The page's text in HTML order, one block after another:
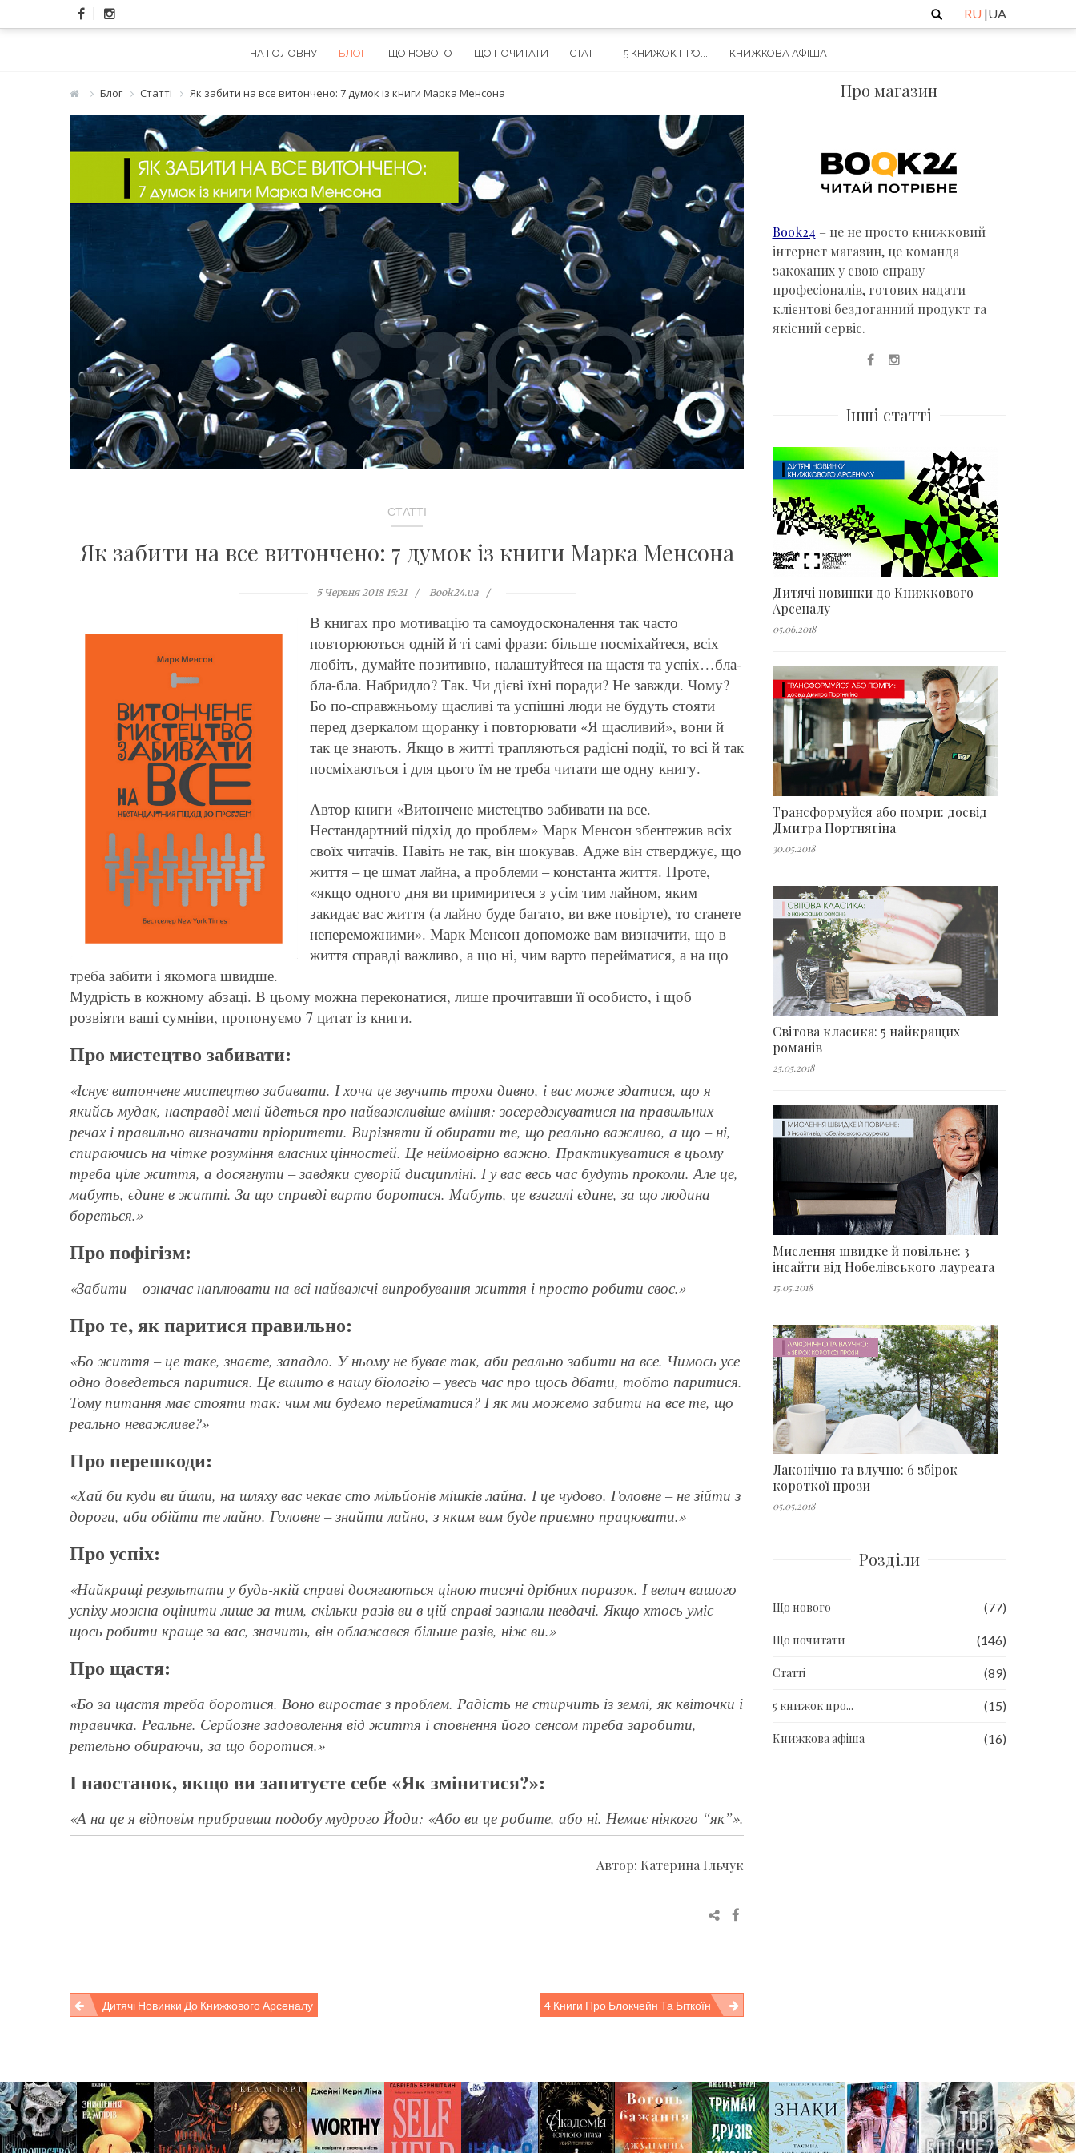
to
RU |UA
Пошук
НА ГОЛОВНУ БЛОГ ЩО НОВОГО ЩО ПОЧИТАТИ СТАТТІ 5 КНИЖОК ПРО... КНИЖКОВА АФІША
Блог Статті Як забити на все витончено: 7 думок із книги Марка Менсона
СТАТТІ
Як забити на все витончено: 7 думок із книги Марка Менсона
5 Червня 2018 15:21 Book24.ua
В книгах про мотивацію та самоудосконалення так часто
повторюються одній й ті самі фрази: більше посміхайтеся, всіх
любіть, думайте позитивно, налаштуйтеся на щастя та успіх…бла-
бла-бла. Набридло? Так. Чи дієві їхні поради? Не завжди. Чому?
Бо по-справжньому щасливі та успішні люди не будуть стояти
перед дзеркалом щоранку і повторювати «Я щасливий», вони й
так це знають. Якщо в житті трапляються радісні події, то всі й так
посміхаються і для цього їм не треба читати ще одну книгу.
Автор книги «Витончене мистецтво забивати на все.
Нестандартний підхід до проблем» Марк Менсон збентежив всіх
своїх читачів. Навіть не так, він шокував. Адже він стверджує, що
життя – це шмат лайна, а проблеми – константа життя. Проте,
«якщо одного дня ви примиритеся з усім тим лайном, яким
закидає вас життя (а лайно буде багато, ви вже повірте), то станете
непереможними». Марк Менсон допоможе вам визначити, що в
життя справді важливо, а що ні, чим варто перейматися, а на що
треба забити і якомога швидше.
Мудрість в кожному абзаці. В цьому можна переконатися, лише прочитавши її особисто, і щоб
розвіяти ваші сумніви, пропонуємо 7 цитат із книги.
Про мистецтво забивати:
«Існує витончене мистецтво забивати. І хоча це звучить трохи дивно, і вас може здатися, що я
якийсь мудак, насправді мені йдеться про найважливіше вміння: зосереджуватися на правильних
речах і правильно визначати пріоритети. Вирізняти й обирати те, що реально важливо, а що – ні,
спираючись на чітке розуміння власних цінностей. Це неймовірно важно. Практикуватися в цьому
треба ціле життя, а досягнути – завдяки суворій дисципліні. І у вас весь час будуть проколи. Але це,
мабуть, єдине в житті. За що справді варто боротися. Мабуть, це взагалі єдине, за що людина
бореться.»
Про пофігізм:
«Забити – означає наплювати на всі найважчі випробування життя і просто робити своє.»
Про те, як паритися правильно:
«Бо життя – це таке, знаєте, западло. У ньому не буває так, аби реально забити на все. Чимось усе
одно доведеться паритися. Це вшито в нашу біологію – увесь час про щось дбати, тобто паритися.
Тому питання має стояти так: чим ми будемо перейматися? І як ми можемо забити на все те, що
реально неважливе?»
Про перешкоди:
«Хай би куди ви йшли, на шляху вас чекає сто мільйонів мішків лайна. І це чудово. Головне – не зійти з
дороги, аби обійти те лайно. Головне – знайти лайно, з яким вам буде приємно працювати.»
Про успіх:
«Найкращі результати у будь-якій справі досягаються ціною тисячі дрібних поразок. І велич вашого
успіху можна оцінити лише за тим, скільки разів ви в цій справі зазнали невдачі. Якщо хтось уміє
щось робити краще за вас, значить, він облажався більше разів, ніж ви.»
Про щастя:
«Бо за щастя треба боротися. Воно виростає з проблем. Радість не стирчить із землі, як квіточки і
травичка. Реальне. Серйозне задоволення від життя і сповнення його сенсом треба заробити,
ретельно обираючи, за що боротися.»
І наостанок, якщо ви запитуєте себе «Як змінитися?»:
«А на це я відповім прибравши подобу мудрого Йоди: «Або ви це робите, або ні. Немає ніякого “як”».
Автор: Катерина Ільчук
Post
Дитячі Новинки До Книжкового Арсеналу 4 Книги Про Блокчейн Та Біткоїн
Про магазин
Book24 – це не просто книжковий
інтернет магазин, це команда
закоханих у свою справу
професіоналів, готових надати
клієнтові бездоганний продукт та
якісний сервіс.
Інші статті
Дитячі новинки до Книжкового
Арсеналу
05.06.2018
Трансформуйся або помри: досвід
Дмитра Портнягіна
30.05.2018
Світова класика: 5 найкращих
романів
25.05.2018
Мислення швидке й повільне: 3
інсайти від Нобелівського лауреата
15.05.2018
Лаконічно та влучно: 6 збірок
короткої прози
05.05.2018
Розділи
Що нового (77)
Що почитати (146)
Статті (89)
5 книжок про... (15)
Книжкова афіша (16)